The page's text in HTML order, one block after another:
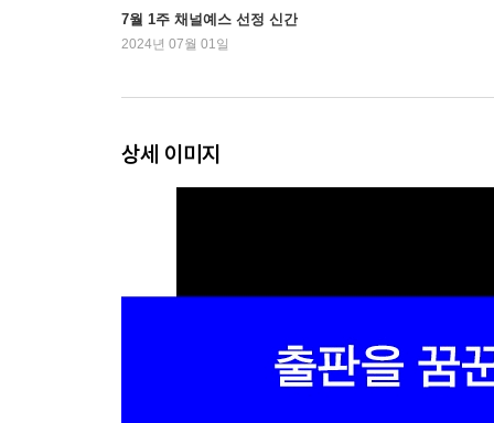
한바랄 ─ 『우리가 바다에 버린 모든 것』
물도깨비, 서서재
Part 2. 독립을 선언한 베테랑 편집자들
인문학과 여성 서사에 진심ㆍ129
돌고래 ─ 『아마존 분홍돌고래를 만나다』
이야기장수 ─ 『전쟁일기』
경쟁력을 갖춘 그림책 편집자의 독립ㆍ185
7월 1주 채널예스 선정 신간
2024년 07월 01일
상세 이미지